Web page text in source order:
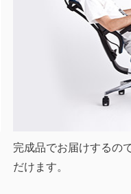
完成品でお届けするの
だけます。